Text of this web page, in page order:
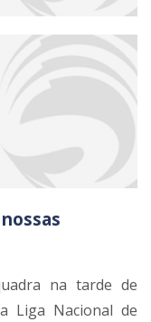
nossas
na tarde de
Liga Nacional de